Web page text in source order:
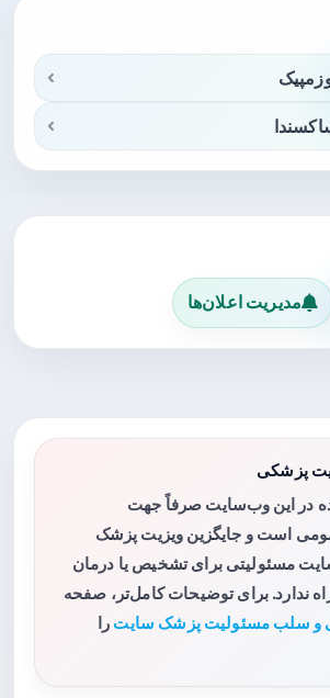
مدیریت اعلان‌ها
پزشکی
در این وب‌سایت صرفاً جهت
است و جایگزین ویزیت پزشک
مسئولیتی برای تشخیص یا درمان
ندارد. برای توضیحات کامل‌تر، صفحه
سلب مسئولیت پزشک سایت را